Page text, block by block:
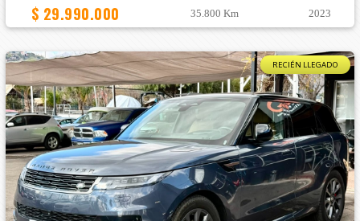
$ 29.990.000 35.800 Km 2023
RECIÉN LLEGADO